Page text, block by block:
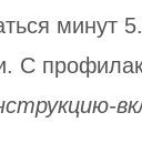
минут
С